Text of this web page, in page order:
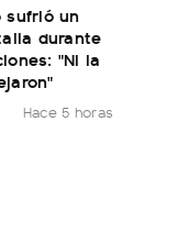
sufrió un
durante
"Ni la
Hace 5 horas